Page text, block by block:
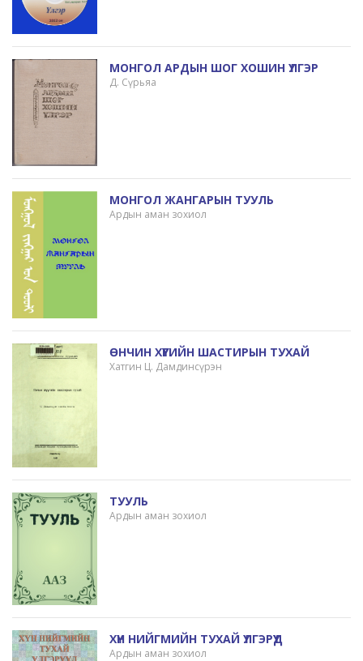
МОНГОЛ АРДЫН ШОГ ХОШИН ҮЛГЭР
Д. Сүрьяа
МОНГОЛ ЖАНГАРЫН ТУУЛЬ
Ардын аман зохиол
ӨНЧИН ХҮҮГИЙН ШАСТИРЫН ТУХАЙ
Хатгин Ц. Дамдинсүрэн
ТУУЛЬ
Ардын аман зохиол
ХҮН НИЙГМИЙН ТУХАЙ ҮЛГЭРҮҮД
Ардын аман зохиол